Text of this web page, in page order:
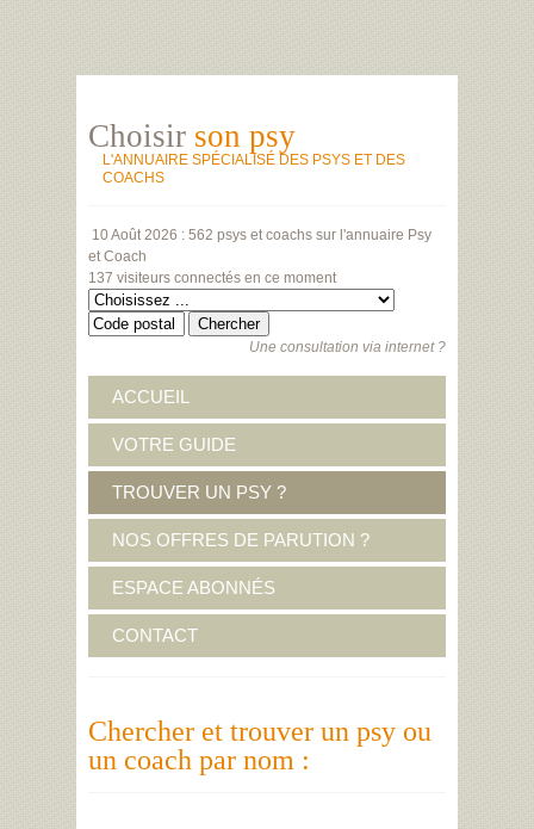
Choisir son psy
L'ANNUAIRE SPÉCIALISÉ DES PSYS ET DES
COACHS
10 Août 2026 : 562 psys et coachs sur l'annuaire Psy
et Coach
137 visiteurs connectés en ce moment
Une consultation via internet ?
ACCUEIL
VOTRE GUIDE
TROUVER UN PSY ?
NOS OFFRES DE PARUTION ?
ESPACE ABONNÉS
CONTACT
Chercher et trouver un psy ou
un coach par nom :